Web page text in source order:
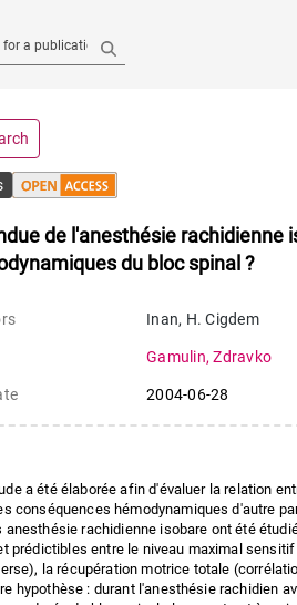
for a publication
de l'anesthésie
du bloc spinal ?
Inan, H. Cigdem
Gamulin,Zdravko
2004-06-28
a été élaborée afin d'évaluer la relation
conséquences hémodynamiques d'autre
anesthésie rachidienne isobare ont été
prédictibles entre le niveau maximal
la récupération motrice totale
hypothèse : durant l'anesthésie rachidien